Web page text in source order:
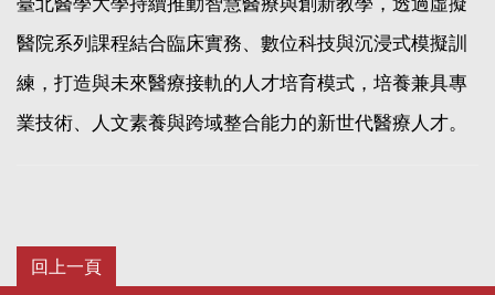
醫院系列課程結合臨床實務、數位科技與沉浸式模擬訓
練，打造與未來醫療接軌的人才培育模式，培養兼具專
業技術、人文素養與跨域整合能力的新世代醫療人才。